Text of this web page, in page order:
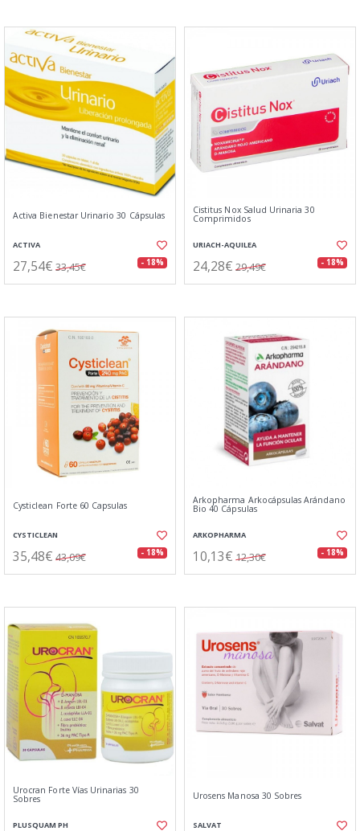
Activa Bienestar Urinario 30 Cápsulas
ACTIVA
27,54€ 33,45€ - 18%
Cistitus Nox Salud Urinaria 30
Comprimidos
URIACH-AQUILEA
24,28€ 29,49€ - 18%
Cysticlean Forte 60 Capsulas
CYSTICLEAN
35,48€ 43,09€ - 18%
Arkopharma Arkocápsulas Arándano
Bio 40 Cápsulas
ARKOPHARMA
10,13€ 12,30€ - 18%
Urocran Forte Vías Urinarias 30
Sobres
PLUSQUAM PH
Urosens Manosa 30 Sobres
SALVAT